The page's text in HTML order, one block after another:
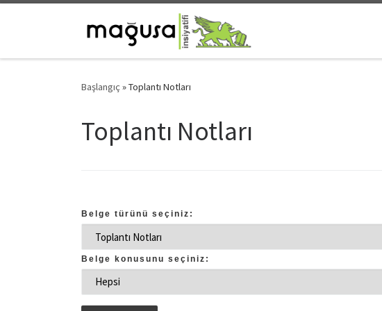
Başlangıç »Toplantı Notları
Toplantı Notları
Belge türünü seçiniz:
Belge konusunu seçiniz: